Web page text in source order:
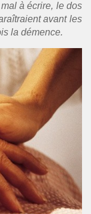
à écrire, le dos
avant les
la démence.